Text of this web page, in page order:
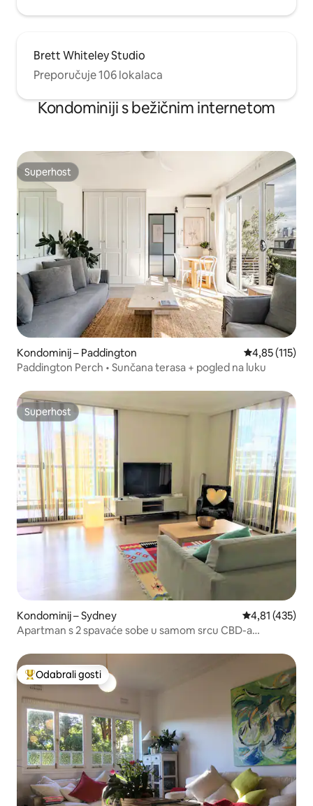
Brett Whiteley Studio
Preporučuje 106 lokalaca
Kondominiji s bežičnim internetom
Superhost
Superhost
Kondominij – Paddington Prosječna
4,85 (115)
Paddington Perch • Sunčana terasa + pogled na luku
Superhost
Superhost
Kondominij – Sydney Prosječna
4,81 (435)
Apartman s 2 spavaće sobe u samom srcu CBD-a
Među najviše rangiranima s oznakom „Odabrali gosti”
Odabrali gosti